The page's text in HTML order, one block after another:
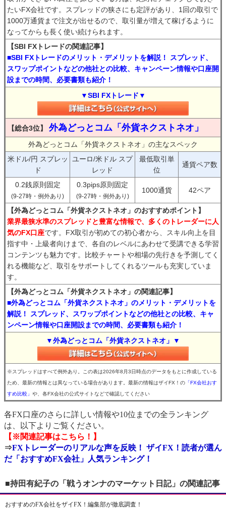
たいFX会社です。スプレッドの狭さにも定評があり、1回の取引で
1000万通貨まで注文が出せるので、取引量が増えて稼げるように
なってからも長く使い続けられます。
【SBI FXトレードの関連記事】
■SBI FXトレードのメリット・デメリットを解説！ スプレッド、
スワップポイントなどの他社との比較、キャンペーン情報や口座開
設までの時間、必要書類も紹介！
▼SBI FXトレード▼
【総合3位】 外為どっとコム「外貨ネクストネオ」
外為どっとコム「外貨ネクストネオ」の主なスペック
米ドル/円 スプレッ
ド
ユーロ/米ドル スプ
レッド
最低取引単
位
通貨ペア数
0.2銭原則固定
(9-27時・例外あり)
0.3pips原則固定
(9-27時・例外あり)
1000通貨 42ペア
【外為どっとコム「外貨ネクストネオ」のおすすめポイント】
業界最狭水準のスプレッドと豊富な情報で、多くのトレーダーに人
気のFX口座です。FX取引が初めての初心者から、スキル向上を目
指す中・上級者向けまで、各自のレベルにあわせて受講できる学習
コンテンツも魅力です。比較チャートや相場の先行きを予測してく
れる機能など、取引をサポートしてくれるツールも充実していま
す。
【外為どっとコム「外貨ネクストネオ」の関連記事】
■外為どっとコム「外貨ネクストネオ」のメリット・デメリットを
解説！ スプレッド、スワップポイントなどの他社との比較、キャ
ンペーン情報や口座開設までの時間、必要書類も紹介！
▼外為どっとコム「外貨ネクストネオ」▼
※スプレッドはすべて例外あり。この表は2026年8月3日時点のデータをもとに作成している
ため、最新の情報とは異なっている場合があります。最新の情報はザイFX！の 「FX会社おす
すめ比較」 や、各FX会社の公式サイトなどで確認してください
各FX口座のさらに詳しい情報や10位までの全ランキング
は、以下よりご覧ください。
【※関連記事はこちら！】
⇒FXトレーダーのリアルな声を反映！ ザイFX！読者が選ん
だ「おすすめFX会社」人気ランキング！
■持田有紀子の「戦うオンナのマーケット日記」の関連記事
おすすめのFX会社をザイFX！編集部が徹底調査！